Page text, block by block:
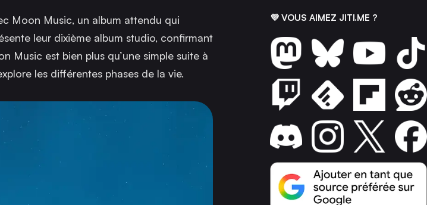
Moon Music, un album attendu qui
leur dixième album studio, confirmant
Music est bien plus qu’une simple suite à
les différentes phases de la vie.
💜 VOUS AIMEZ JITI.ME ?